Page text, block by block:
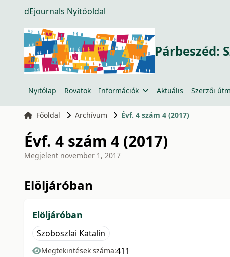
dEjournals Nyitóoldal
Párbeszéd:
Nyitólap Rovatok Információk Aktuális Szerzői
Főoldal Archívum Évf. 4 szám 4 (2017)
Évf. 4 szám 4 (2017)
Megjelent november 1, 2017
Elöljáróban
Elöljáróban
Szoboszlai Katalin
Megtekintések száma:411